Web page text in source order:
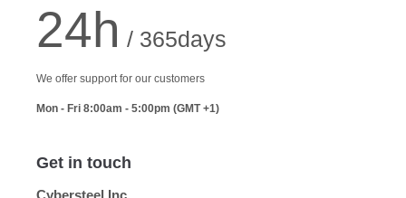
24h / 365days
We offer support for our customers
Mon - Fri 8:00am - 5:00pm (GMT +1)
Get in touch
Cybersteel Inc.